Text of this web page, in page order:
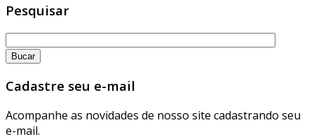
Pesquisar
Cadastre seu e-mail
Acompanhe as novidades de nosso site cadastrando seu
e-mail.